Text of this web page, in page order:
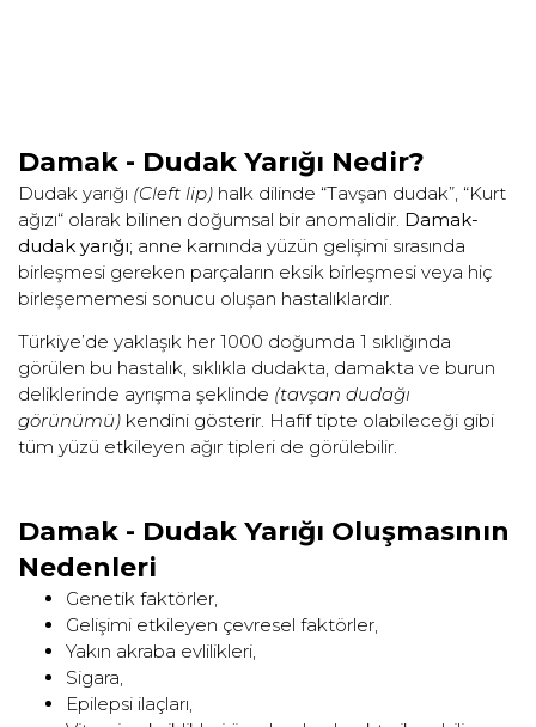
Damak - Dudak Yarığı Nedir?
Dudak yarığı (Cleft lip) halk dilinde “Tavşan dudak”, “Kurt
ağızı“ olarak bilinen doğumsal bir anomalidir. Damak-
dudak yarığı; anne karnında yüzün gelişimi sırasında
birleşmesi gereken parçaların eksik birleşmesi veya hiç
birleşememesi sonucu oluşan hastalıklardır.
Türkiye’de yaklaşık her 1000 doğumda 1 sıklığında
görülen bu hastalık, sıklıkla dudakta, damakta ve burun
deliklerinde ayrışma şeklinde (tavşan dudağı
görünümü) kendini gösterir. Hafif tipte olabileceği gibi
tüm yüzü etkileyen ağır tipleri de görülebilir.
Damak - Dudak Yarığı Oluşmasının
Nedenleri
Genetik faktörler,
Gelişimi etkileyen çevresel faktörler,
Yakın akraba evlilikleri,
Sigara,
Epilepsi ilaçları,